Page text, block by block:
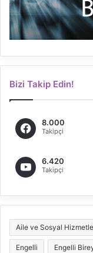
Bizi Takip Edin!
8.000
Takipçi
6.420
Takipçi
Aile ve Sosyal
Engelli Engelli